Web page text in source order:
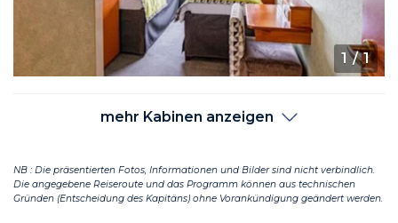
1/ 1
mehr Kabinen anzeigen
NB : Die präsentierten Fotos, Informationen und Bilder sind nicht verbindlich.
Die angegebene Reiseroute und das Programm können aus technischen
Gründen (Entscheidung des Kapitäns) ohne Vorankündigung geändert werden.